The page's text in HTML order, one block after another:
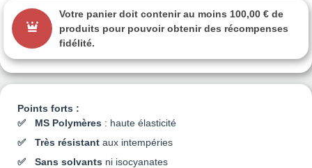
Points forts :
MS Polymères : haute élasticité
Très résistant aux intempéries
Sans solvants ni isocyanates
Votre panier doit contenir au moins 100,00 € de
produits pour pouvoir obtenir des récompenses
fidélité.